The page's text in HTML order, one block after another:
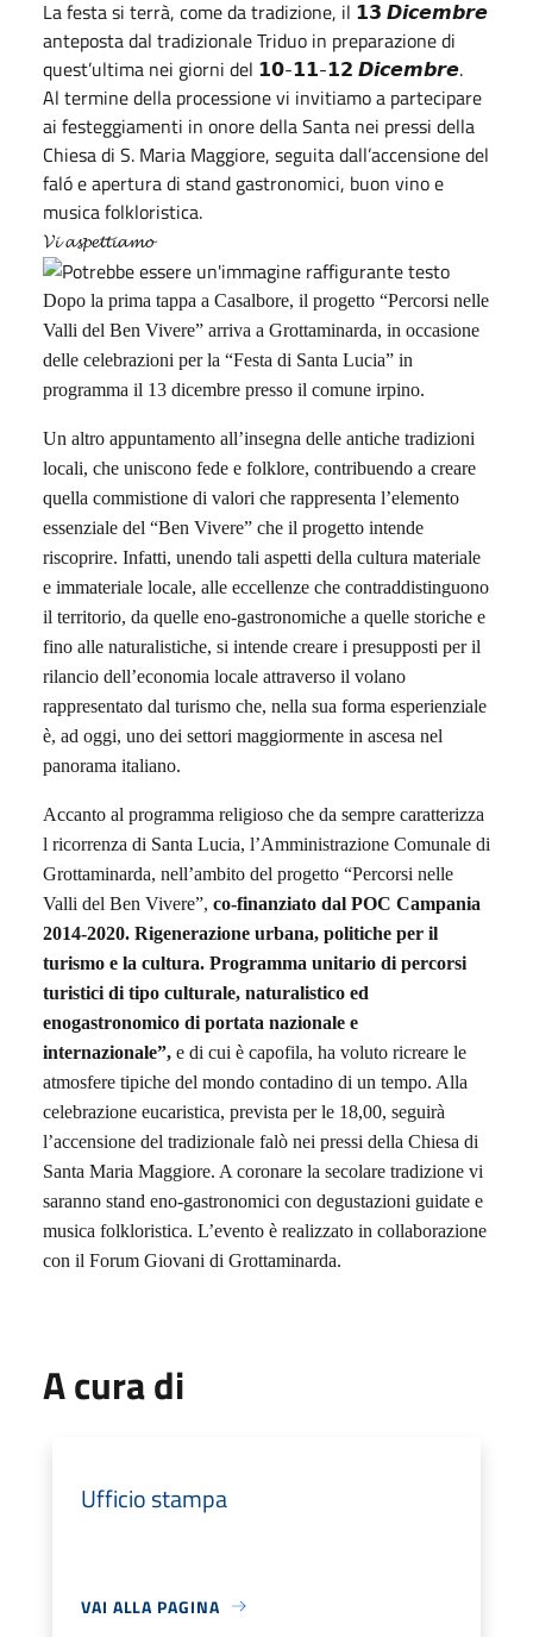
La festa si terrà, come da tradizione, il 𝟭𝟯 𝘿𝙞𝙘𝙚𝙢𝙗𝙧𝙚
anteposta dal tradizionale Triduo in preparazione di
quest’ultima nei giorni del 𝟭𝟬-𝟭𝟭-𝟭𝟮 𝘿𝙞𝙘𝙚𝙢𝙗𝙧𝙚.
Al termine della processione vi invitiamo a partecipare
ai festeggiamenti in onore della Santa nei pressi della
Chiesa di S. Maria Maggiore, seguita dall’accensione del
faló e apertura di stand gastronomici, buon vino e
musica folkloristica.
𝓥𝓲 𝓪𝓼𝓹𝓮𝓽𝓽𝓲𝓪𝓶𝓸
Dopo la prima tappa a Casalbore, il progetto “Percorsi nelle
Valli del Ben Vivere” arriva a Grottaminarda, in occasione
delle celebrazioni per la “Festa di Santa Lucia” in
programma il 13 dicembre presso il comune irpino.
Un altro appuntamento all’insegna delle antiche tradizioni
locali, che uniscono fede e folklore, contribuendo a creare
quella commistione di valori che rappresenta l’elemento
essenziale del “Ben Vivere” che il progetto intende
riscoprire. Infatti, unendo tali aspetti della cultura materiale
e immateriale locale, alle eccellenze che contraddistinguono
il territorio, da quelle eno-gastronomiche a quelle storiche e
fino alle naturalistiche, si intende creare i presupposti per il
rilancio dell’economia locale attraverso il volano
rappresentato dal turismo che, nella sua forma esperienziale
è, ad oggi, uno dei settori maggiormente in ascesa nel
panorama italiano.
Accanto al programma religioso che da sempre caratterizza
l ricorrenza di Santa Lucia, l’Amministrazione Comunale di
Grottaminarda, nell’ambito del progetto “Percorsi nelle
Valli del Ben Vivere”, co-finanziato dal POC Campania
2014-2020. Rigenerazione urbana, politiche per il
turismo e la cultura. Programma unitario di percorsi
turistici di tipo culturale, naturalistico ed
enogastronomico di portata nazionale e
internazionale”, e di cui è capofila, ha voluto ricreare le
atmosfere tipiche del mondo contadino di un tempo. Alla
celebrazione eucaristica, prevista per le 18,00, seguirà
l’accensione del tradizionale falò nei pressi della Chiesa di
Santa Maria Maggiore. A coronare la secolare tradizione vi
saranno stand eno-gastronomici con degustazioni guidate e
musica folkloristica. L’evento è realizzato in collaborazione
con il Forum Giovani di Grottaminarda.
A cura di
Ufficio stampa
VAI ALLA PAGINA